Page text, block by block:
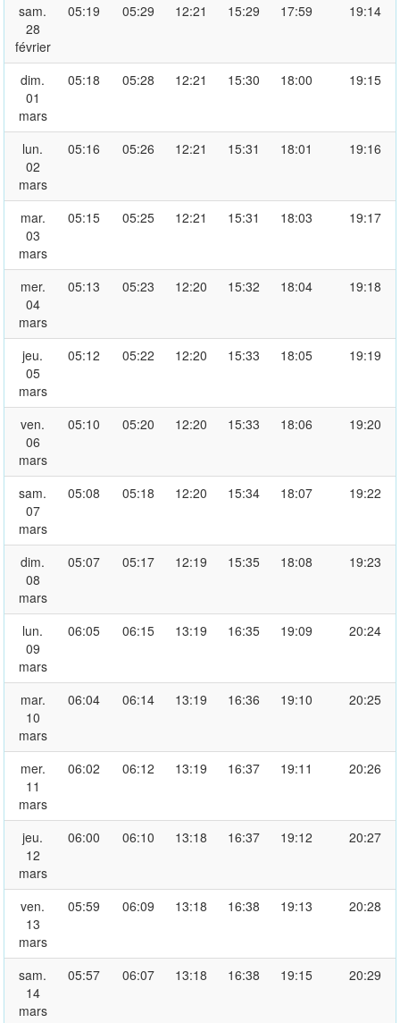
sam.
28
février
05:19 05:29 12:21 15:29 17:59 19:14
dim.
01
mars
05:18 05:28 12:21 15:30 18:00 19:15
lun.
02
mars
05:16 05:26 12:21 15:31 18:01 19:16
mar.
03
mars
05:15 05:25 12:21 15:31 18:03 19:17
mer.
04
mars
05:13 05:23 12:20 15:32 18:04 19:18
jeu.
05
mars
05:12 05:22 12:20 15:33 18:05 19:19
ven.
06
mars
05:10 05:20 12:20 15:33 18:06 19:20
sam.
07
mars
05:08 05:18 12:20 15:34 18:07 19:22
dim.
08
mars
05:07 05:17 12:19 15:35 18:08 19:23
lun.
09
mars
06:05 06:15 13:19 16:35 19:09 20:24
mar.
10
mars
06:04 06:14 13:19 16:36 19:10 20:25
mer.
11
mars
06:02 06:12 13:19 16:37 19:11 20:26
jeu.
12
mars
06:00 06:10 13:18 16:37 19:12 20:27
ven.
13
mars
05:59 06:09 13:18 16:38 19:13 20:28
sam.
14
mars
05:57 06:07 13:18 16:38 19:15 20:29